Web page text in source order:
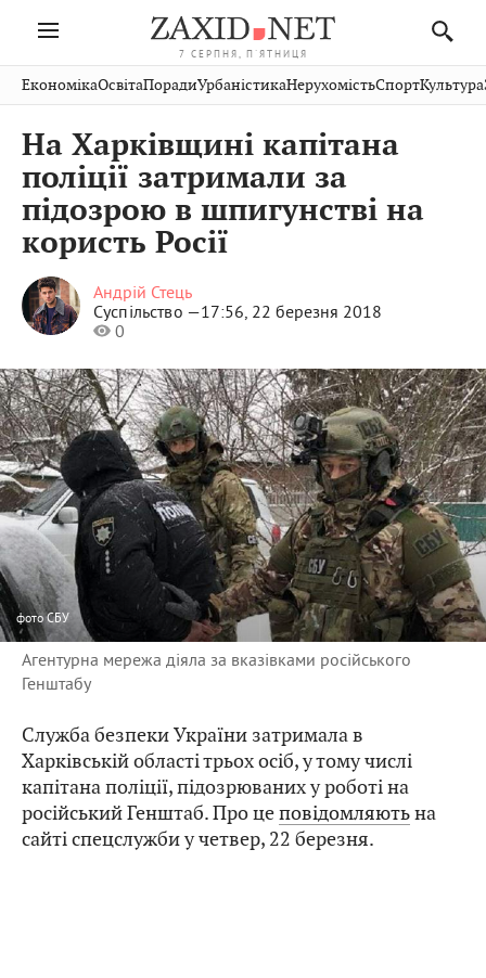
7 СЕРПНЯ, П'ЯТНИЦЯ
Івано-
Франківськ
Тернопіль
Волинь
Закарпаття
Рівне
Чернівці
Шептицький
Стрий
Хмельницький
Вінниця
Публікації
Авто СловкоКультура
Кіно Дім СпортКраєзнавство
ФотоОсвітаНерухомість
тварини
ЕкономікаОсвітаПорадиУрбаністикаНерухомістьСпортКультура
На Харківщині капітана
поліції затримали за
підозрою в шпигунстві на
користь Росії
Андрій Стець
Суспільство —17:56, 22 березня 2018
0
фотоСБУ
Агентурна мережа діяла за вказівками російського
Генштабу
Служба безпеки України затримала в
Харківській області трьох осіб, у тому числі
капітана поліції, підозрюваних у роботі на
російський Генштаб. Про цеповідомляютьна
сайті спецслужби у четвер, 22 березня.